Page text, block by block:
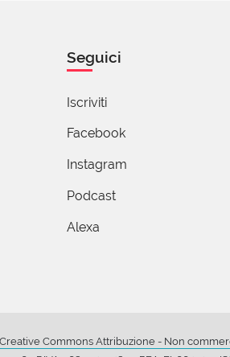
Seguici
Iscriviti
Facebook
Instagram
Podcast
Alexa
Creative Commons Attribuzione - Non